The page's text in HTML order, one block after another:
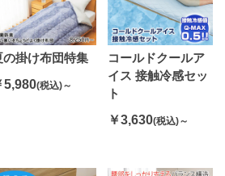
の掛け布団特集
5,980(税込)～
コールドクールア
イス 接触冷感セッ
ト
￥3,630(税込)～